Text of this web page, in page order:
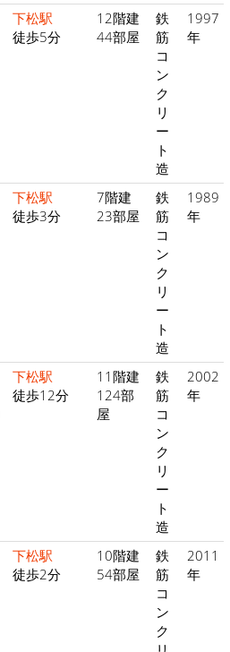
下松駅
徒歩5分
12階建
44部屋
鉄
筋
コ
ン
ク
リ
ー
ト
造
1997
年
下松駅
徒歩3分
7階建
23部屋
鉄
筋
コ
ン
ク
リ
ー
ト
造
1989
年
下松駅
徒歩12分
11階建
124部
屋
鉄
筋
コ
ン
ク
リ
ー
ト
造
2002
年
下松駅
徒歩2分
10階建
54部屋
鉄
筋
コ
ン
ク
2011
年